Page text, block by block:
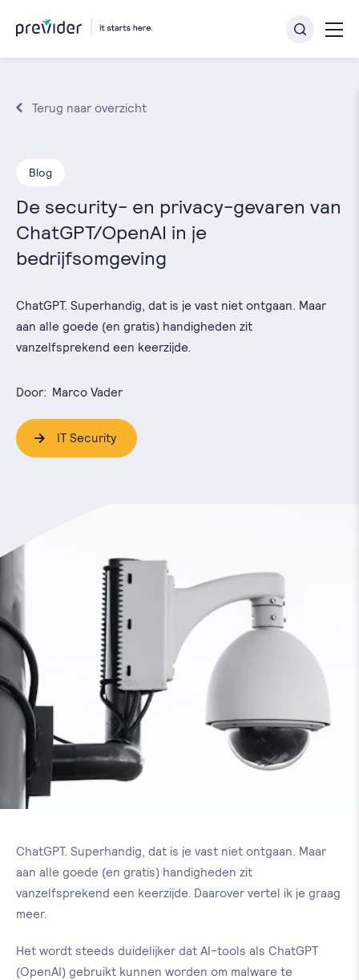
Terug naar overzicht
Blog
De security- en privacy-gevaren van
ChatGPT/OpenAI in je
bedrijfsomgeving
ChatGPT. Superhandig, dat is je vast niet ontgaan. Maar
aan alle goede (en gratis) handigheden zit
vanzelfsprekend een keerzijde.
Door: Marco Vader
IT Security
ChatGPT. Superhandig, dat is je vast niet ontgaan. Maar
aan alle goede (en gratis) handigheden zit
vanzelfsprekend een keerzijde. Daarover vertel ik je graag
meer.
Het wordt steeds duidelijker dat AI-tools als ChatGPT
(OpenAI) gebruikt kunnen worden om malware te